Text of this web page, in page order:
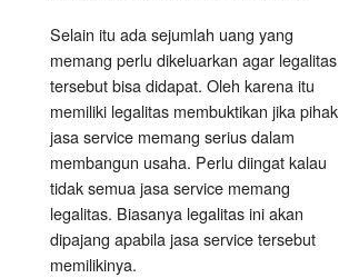
Selain itu ada sejumlah uang yang
memang perlu dikeluarkan agar legalitas
tersebut bisa didapat. Oleh karena itu
memiliki legalitas membuktikan jika pihak
jasa service memang serius dalam
membangun usaha. Perlu diingat kalau
tidak semua jasa service memang
legalitas. Biasanya legalitas ini akan
dipajang apabila jasa service tersebut
memilikinya.